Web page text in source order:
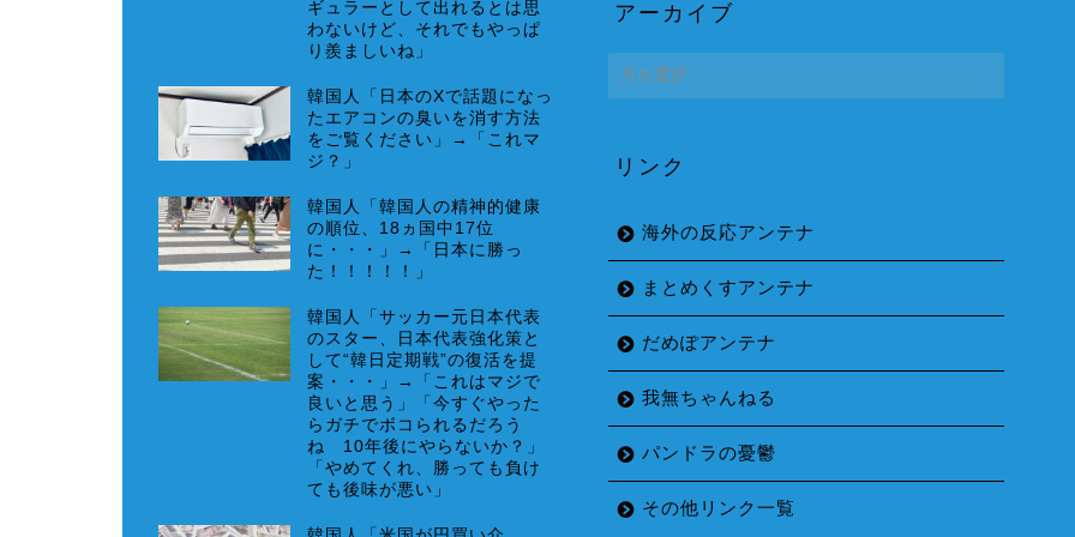
ギュラーとして出れるとは思
わないけど、それでもやっぱ
り羨ましいね」
韓国人「日本のXで話題になっ
たエアコンの臭いを消す方法
をご覧ください」→「これマ
ジ？」
韓国人「韓国人の精神的健康
の順位、18ヵ国中17位
に・・・」→「日本に勝っ
た！！！！！」
韓国人「サッカー元日本代表
のスター、日本代表強化策と
して“韓日定期戦”の復活を提
案・・・」→「これはマジで
良いと思う」「今すぐやった
らガチでボコられるだろう
ね 10年後にやらないか？」
「やめてくれ、勝っても負け
ても後味が悪い」
アーカイブ
ア
ー
ブリンク
海外の反応アンテナ
まとめくすアンテナ
だめぽアンテナ
我無ちゃんねる
パンドラの憂鬱
その他リンク一覧